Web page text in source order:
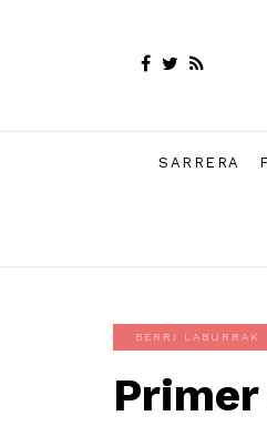
SARRERA
BERRI LABURRAK